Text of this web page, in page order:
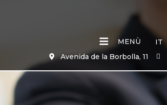
MENÙ
IT
Avenida de la Borbolla, 11